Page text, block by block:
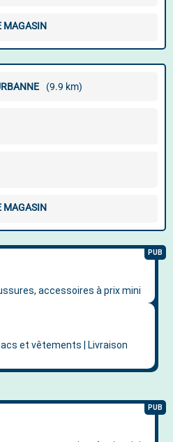
MAGASIN
(9.9 km)
MAGASIN